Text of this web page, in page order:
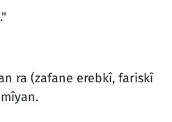
ra (zafane erebkî, fariskî